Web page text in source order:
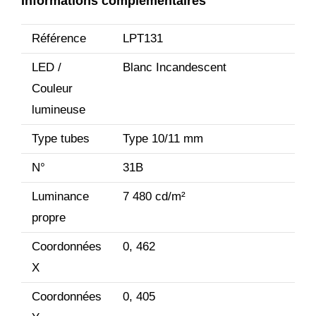
Référence LPT131
LED /
Couleur
lumineuse
Blanc Incandescent
Type tubes Type 10/11 mm
N° 31B
Luminance
propre
7 480 cd/m²
Coordonnées
X
0, 462
Coordonnées
0, 405